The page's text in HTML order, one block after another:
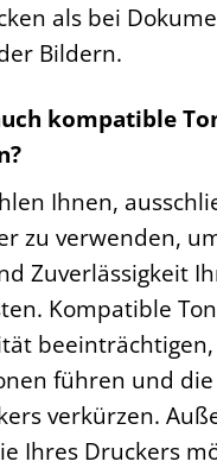
als bei
Bildern.
kompatible
Ihnen,
zu verwenden,
Zuverlässigkeit
Kompatible
beeinträchtigen,
führen und
verkürzen.
Ihres Druckers